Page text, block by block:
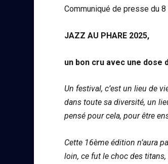
Communiqué de presse du 8
JAZZ AU PHARE 2025,
un bon cru avec une dose
Un festival, c’est un lieu de
dans toute sa diversité, un
pensé pour cela, pour être
Cette 16ème édition n’aura
loin, ce fut le choc des titans,